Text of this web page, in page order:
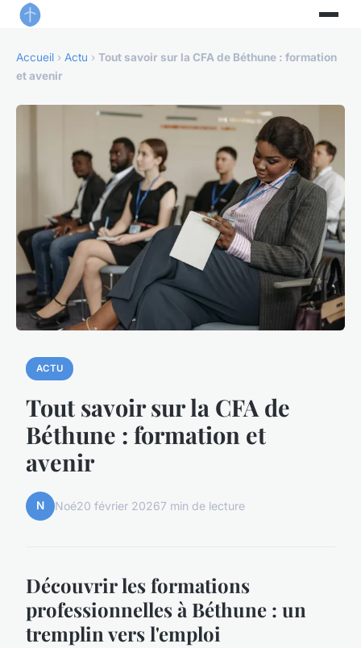
Accueil › Actu › Tout savoir sur la CFA de Béthune : formation
et avenir
ACTU
Tout savoir sur la CFA de
Béthune : formation et
avenir
N Noé20 février 20267 min de lecture
Découvrir les formations
professionnelles à Béthune : un
tremplin vers l'emploi